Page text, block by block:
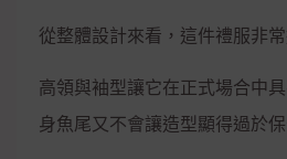
從整體設計來看，這件禮服非
高領與袖型讓它在正式場合中
身魚尾又不會讓造型顯得過於保